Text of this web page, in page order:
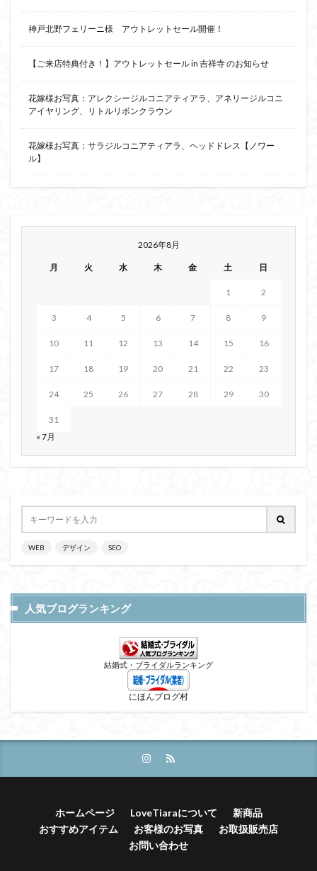
神戸北野フェリーニ様 アウトレットセール開催！
【ご来店特典付き！】アウトレットセール in 吉祥寺 のお知らせ
花嫁様お写真：アレクシージルコニアティアラ、アネリージルコニ
アイヤリング、リトルリボンクラウン
花嫁様お写真：サラジルコニアティアラ、ヘッドドレス【ノワー
ル】
2026年8月
月 火 水 木 金 土 日
1 2
3 4 5 6 7 8 9
10 11 12 13 14 15 16
17 18 19 20 21 22 23
24 25 26 27 28 29 30
31
« 7月
WEB デザイン SEO
人気ブログランキング
結婚式・ブライダルランキング
にほんブログ村
ホームページ LoveTiaraについて
新商品
おすすめアイテム
お客様のお写真
お取扱販売店
お問い合わせ